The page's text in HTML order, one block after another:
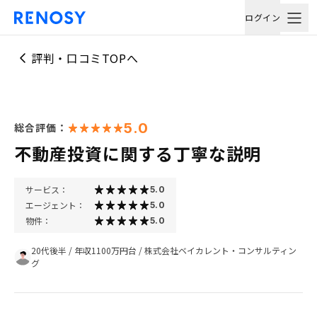
ログイン
評判・口コミTOPへ
総合評価： 5.0
不動産投資に関する丁寧な説明
サービス： 5.0
エージェント： 5.0
物件： 5.0
20代後半 / 年収1100万円台 /株式会社ベイカレント・コンサルティン
グ